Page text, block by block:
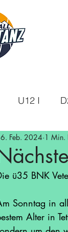
U12 I
U14
Saison 21/22
25
Feb. 2024 1 Min.
ü35 BNK
Sonntag in
Alter in